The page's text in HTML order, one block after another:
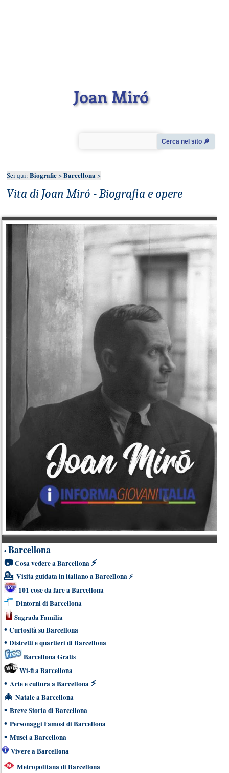
Joan Miró
Cerca nel sito 🔎︎
Sei qui: Biografie>Barcellona >
Vita di Joan Miró - Biografia e opere
• Barcellona
📷Cosa vedere a Barcellona ⚡
💁 Visita guidata in italiano a Barcellona⚡
101 cose da fare a Barcellona
Dintorni di Barcellona
Sagrada Familia
• Curiosità su Barcellona
• Distretti e quartieri di Barcellona
Barcellona Gratis
Wi-fi a Barcellona
• Arte e cultura a Barcellona ⚡
🎄 Natale a Barcellona
• Breve Storia di Barcellona
• Personaggi Famosi di Barcellona
• Musei a Barcellona
Vivere a Barcellona
Metropolitana di Barcellona